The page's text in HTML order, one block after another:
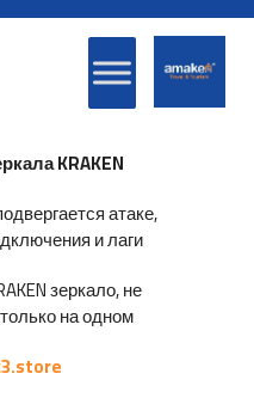
KRAKEN
атаке,
и лаги.
зеркало, не
на одном.